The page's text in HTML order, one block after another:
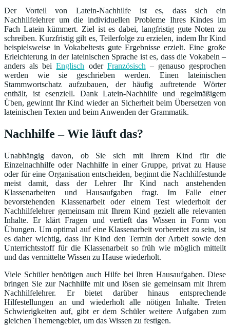
Der Vorteil von Latein-Nachhilfe ist es, dass sich ein
Nachhilfelehrer um die individuellen Probleme Ihres Kindes im
Fach Latein kümmert. Ziel ist es dabei, langfristig gute Noten zu
schreiben. Kurzfristig gilt es, Teilerfolge zu erzielen, indem Ihr Kind
beispielsweise in Vokabeltests gute Ergebnisse erzielt. Eine große
Erleichterung in der lateinischen Sprache ist es, dass die Vokabeln –
anders als beiEnglisch oder Französisch – genauso gesprochen
werden wie sie geschrieben werden. Einen lateinischen
Stammwortschatz aufzubauen, der häufig auftretende Wörter
enthält, ist esenziell. Dank Latein-Nachhilfe und regelmäßigem
Üben, gewinnt Ihr Kind wieder an Sicherheit beim Übersetzen von
lateinischen Texten und beim Anwenden der Grammatik.
Nachhilfe – Wie läuft das?
Unabhängig davon, ob Sie sich mit Ihrem Kind für die
Einzelnachhilfe oder Nachhilfe in einer Gruppe, privat zu Hause
oder für eine Organisation entscheiden, beginnt die Nachhilfestunde
meist damit, dass der Lehrer Ihr Kind nach anstehenden
Klassenarbeiten und Hausaufgaben fragt. Im Falle einer
bevorstehenden Klassenarbeit oder einem Test wiederholt der
Nachhilfelehrer gemeinsam mit Ihrem Kind gezielt alle relevanten
Inhalte. Er klärt Fragen und vertieft das Wissen in Form von
Übungen. Um optimal auf eine Klassenarbeit vorbereitet zu sein, ist
es daher wichtig, dass Ihr Kind den Termin der Arbeit sowie den
Unterrichtsstoff für die Klassenarbeit so früh wie möglich mitteilt
und das vermittelte Wissen zu Hause wiederholt.
Viele Schüler benötigen auch Hilfe bei Ihren Hausaufgaben. Diese
bringen Sie zur Nachhilfe mit und lösen sie gemeinsam mit Ihrem
Nachhilfelehrer. Er bietet darüber hinaus entsprechende
Hilfestellungen an und wiederholt alle nötigen Inhalte. Treten
Schwierigkeiten auf, gibt er dem Schüler weitere Aufgaben zum
gleichen Themengebiet, um das Wissen zu festigen.